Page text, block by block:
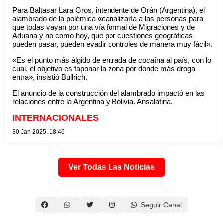
Para Baltasar Lara Gros, intendente de Orán (Argentina), el
alambrado de la polémica «canalizaría a las personas para
que todas vayan por una vía formal de Migraciones y de
Aduana y no como hoy, que por cuestiones geográficas
pueden pasar, pueden evadir controles de manera muy fácil».
«Es el punto más álgido de entrada de cocaína al país, con lo
cual, el objetivo es taponar la zona por donde más droga
entra», insistió Bullrich.
El anuncio de la construcción del alambrado impactó en las
relaciones entre la Argentina y Bolivia. Ansalatina.
INTERNACIONALES
30 Jan 2025, 18:46
Ver Todas Las Noticias
Seguir Canal